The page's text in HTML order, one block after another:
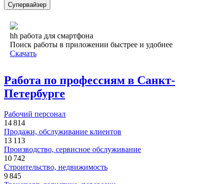
Супервайзер
hh работа для смартфона
Поиск работы в приложении быстрее и удобнее
Скачать
Работа по профессиям в Санкт-
Петербурге
Рабочий персонал
14 814
Продажи, обслуживание клиентов
13 113
Производство, сервисное обслуживание
10 742
Строительство, недвижимость
9 845